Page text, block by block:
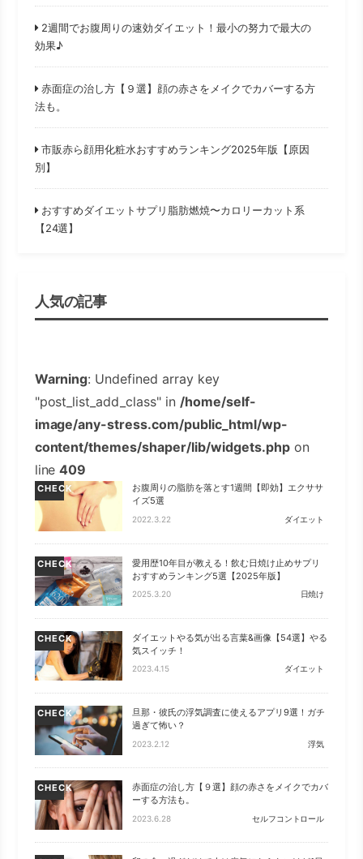
2週間でお腹周りの速効ダイエット！最小の努力で最大の
効果♪
赤面症の治し方【９選】顔の赤さをメイクでカバーする方
法も。
市販赤ら顔用化粧水おすすめランキング2025年版【原因
別】
おすすめダイエットサプリ脂肪燃焼〜カロリーカット系
【24選】
人気の記事
Warning: Undefined array key
"post_list_add_class" in/home/self-
image/any-stress.com/public_html/wp-
content/themes/shaper/lib/widgets.phpon
line409
CHECK
お腹周りの脂肪を落とす1週間【即効】エクササ
イズ5選
2022.3.22 ダイエット
CHECK
愛用歴10年目が教える！飲む日焼け止めサプリ
おすすめランキング5選【2025年版】
2025.3.20 日焼け
CHECK
ダイエットやる気が出る言葉&画像【54選】やる
気スイッチ！
2023.4.15 ダイエット
CHECK
旦那・彼氏の浮気調査に使えるアプリ9選！ガチ
過ぎて怖い？
2023.2.12 浮気
CHECK
赤面症の治し方【９選】顔の赤さをメイクでカバ
ーする方法も。
2023.6.28 セルフコントロール